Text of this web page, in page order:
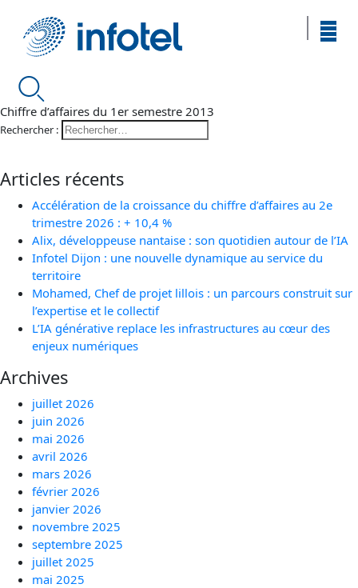
Chiffre d’affaires du 1er semestre 2013
Rechercher :
Articles récents
Accélération de la croissance du chiffre d’affaires au 2e
trimestre 2026 : + 10,4 %
Alix, développeuse nantaise : son quotidien autour de l’IA
Infotel Dijon : une nouvelle dynamique au service du
territoire
Mohamed, Chef de projet lillois : un parcours construit sur
l’expertise et le collectif
L’IA générative replace les infrastructures au cœur des
enjeux numériques
Archives
juillet 2026
juin 2026
mai 2026
avril 2026
mars 2026
février 2026
janvier 2026
novembre 2025
septembre 2025
juillet 2025
mai 2025